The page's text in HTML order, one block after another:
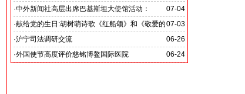
韦燕总裁同多国大使出席巴基斯坦驻华大使馆举办“芒果
节”
07-04
·中外新闻社高层出席巴基斯坦大使馆活动：
医药、保健和生物科技职业技术教育与培训专题研讨会
07-03
·献给党的生日:胡树萌诗歌《红船颂》和《敬爱的
党啊 我怎能不为你放声歌唱》
06-26
·沪宁司法调研交流
共探司法鉴定发展新路
06-24
·外国使节高度评价慈铭博鳌国际医院